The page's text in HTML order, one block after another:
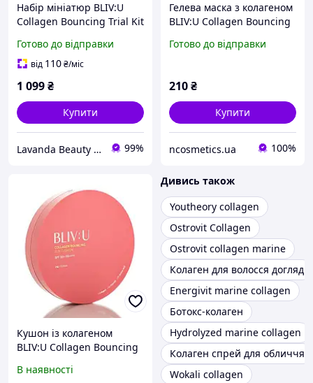
Набір мініатюр BLIV:U
Collagen Bouncing Trial Kit
амінокислотами та
пептидами
Готово до відправки
від 110₴/міс
1 099₴
Купити
Lavanda Beauty - магазин якісної косметики 99%
Гелева маска з колагеном
BLIV:U Collagen Bouncing
Готово до відправки
210₴
Купити
ncosmetics.ua 100%
Кушон із колагеном
BLIV:U Collagen Bouncing
PA++++
В наявності
Дивись також
Youtheory collagen
Ostrovit Collagen
Ostrovit collagen marine
Колаген для волосся догляд
Energivit marine collagen
Ботокс-колаген
Hydrolyzed marine collagen
Колаген спрей для обличчя
Wokali collagen